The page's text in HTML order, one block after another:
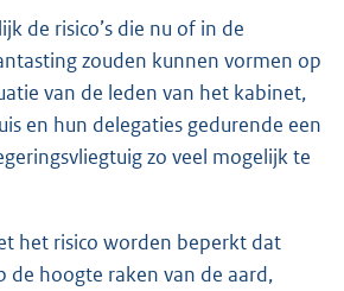
de risico’s die nu of in de
zouden kunnen vormen op
van de leden van het kabinet,
en hun delegaties gedurende een
zo veel mogelijk te
het risico worden beperkt dat
de hoogte raken van de aard,